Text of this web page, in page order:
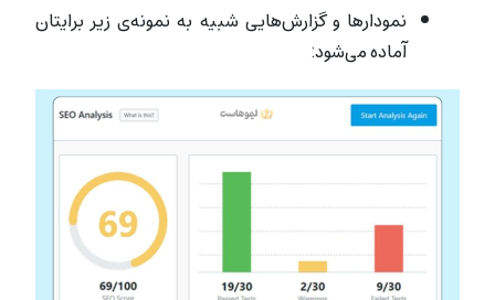
نمودارها و گزارش‌هایی شبیه به نمونه‌ی زیر برایتان
آماده می‌شود: